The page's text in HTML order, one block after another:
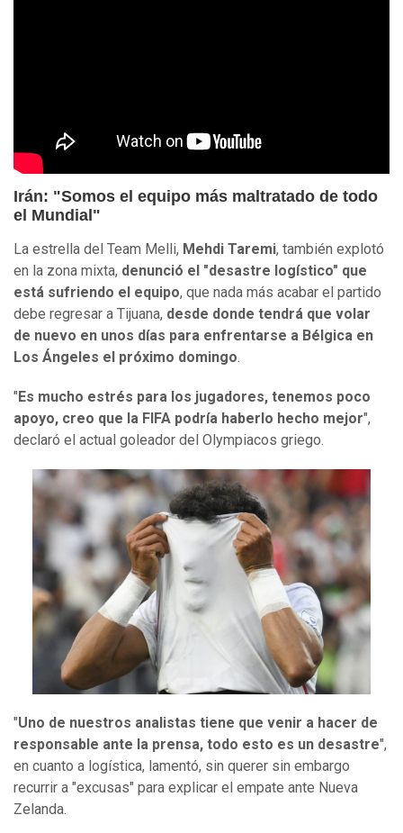
Irán: "Somos el equipo más maltratado de todo
el Mundial"
La estrella del Team Melli, Mehdi Taremi, también explotó
en la zona mixta, denunció el "desastre logístico" que
está sufriendo el equipo, que nada más acabar el partido
debe regresar a Tijuana, desde donde tendrá que volar
de nuevo en unos días para enfrentarse a Bélgica en
Los Ángeles el próximo domingo.
"Es mucho estrés para los jugadores, tenemos poco
apoyo, creo que la FIFA podría haberlo hecho mejor",
declaró el actual goleador del Olympiacos griego.
"Uno de nuestros analistas tiene que venir a hacer de
responsable ante la prensa, todo esto es un desastre",
en cuanto a logística, lamentó, sin querer sin embargo
recurrir a "excusas" para explicar el empate ante Nueva
Zelanda.